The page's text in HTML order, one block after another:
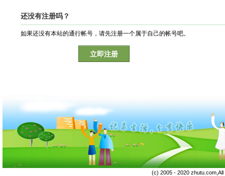
还没有注册吗？
如果还没有本站的通行帐号，请先注册一个属于自己的帐号吧。
立即注册
(c) 2005 - 2020